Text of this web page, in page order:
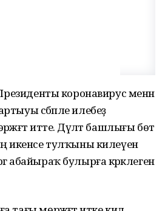
коронавирус менән
сәбәпле илебеҙ
итте. Дәүләт башлығы бөтә
икенсе тулҡыны килеүен
абайыраҡ булырға кәрәклеген